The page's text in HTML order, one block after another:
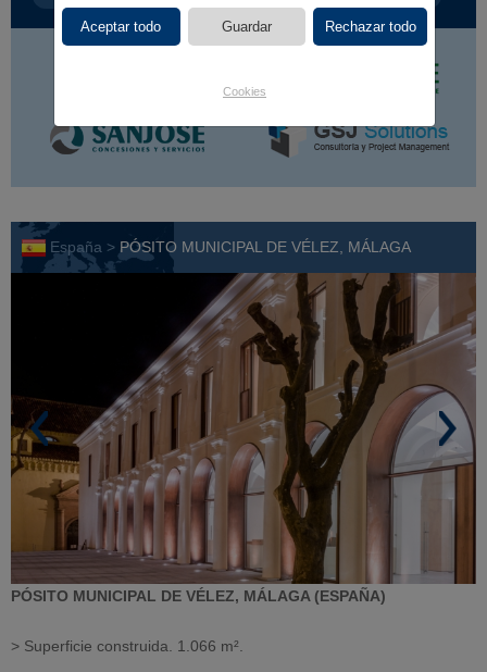
Cookies
España > PÓSITO MUNICIPAL DE VÉLEZ, MÁLAGA
PÓSITO MUNICIPAL DE VÉLEZ, MÁLAGA (ESPAÑA)
> Superficie construida. 1.066 m².